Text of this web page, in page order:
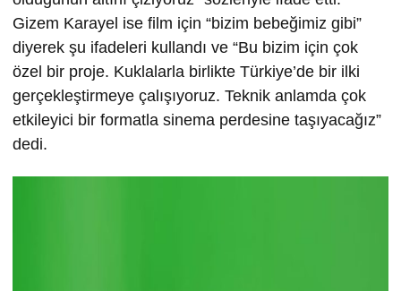
Gizem Karayel ise film için “bizim bebeğimiz gibi”
diyerek şu ifadeleri kullandı ve “Bu bizim için çok
özel bir proje. Kuklalarla birlikte Türkiye’de bir ilki
gerçekleştirmeye çalışıyoruz. Teknik anlamda çok
etkileyici bir formatla sinema perdesine taşıyacağız”
dedi.